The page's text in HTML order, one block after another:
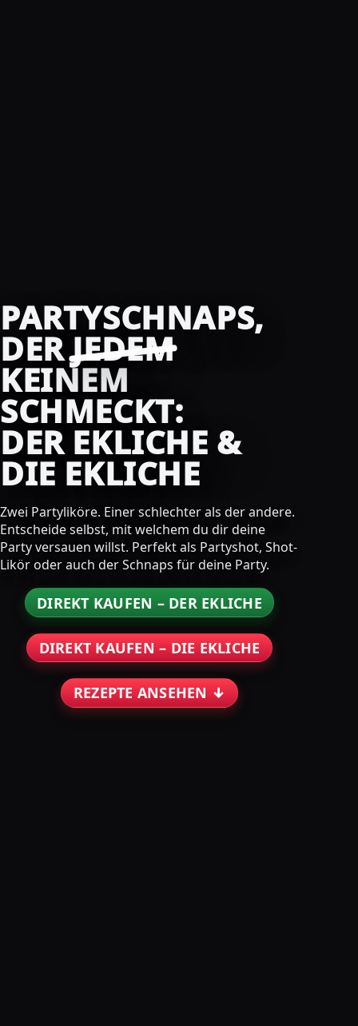
PARTYSCHNAPS,
DERJEDEM
KEINEM
SCHMECKT:
DER EKLICHE &
DIE EKLICHE
Zwei Partyliköre. Einer schlechter als der andere.
Entscheide selbst, mit welchem du dir deine
Party versauen willst. Perfekt als Partyshot, Shot-
Likör oder auch der Schnaps für deine Party.
DIREKT KAUFEN – DER EKLICHE
DIREKT KAUFEN – DIE EKLICHE
REZEPTE ANSEHEN ↓